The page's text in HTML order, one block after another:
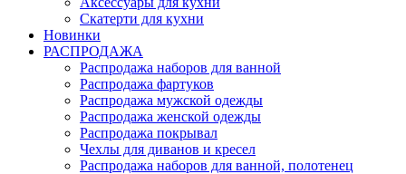
Скатерти для кухни
Новинки
РАСПРОДАЖА
Распродажа наборов для ванной
Распродажа фартуков
Распродажа мужской одежды
Распродажа женской одежды
Распродажа покрывал
Чехлы для диванов и кресел
Распродажа наборов для ванной, полотенец